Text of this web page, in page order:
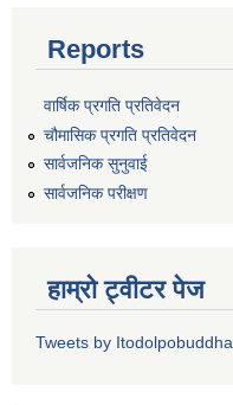
Reports
वार्षिक प्रगति प्रतिवेदन
चौमासिक प्रगति प्रतिवेदन
सार्वजनिक सुनुवाई
सार्वजनिक परीक्षण
हाम्रो ट्वीटर पेज
Tweets by Itodolpobuddha